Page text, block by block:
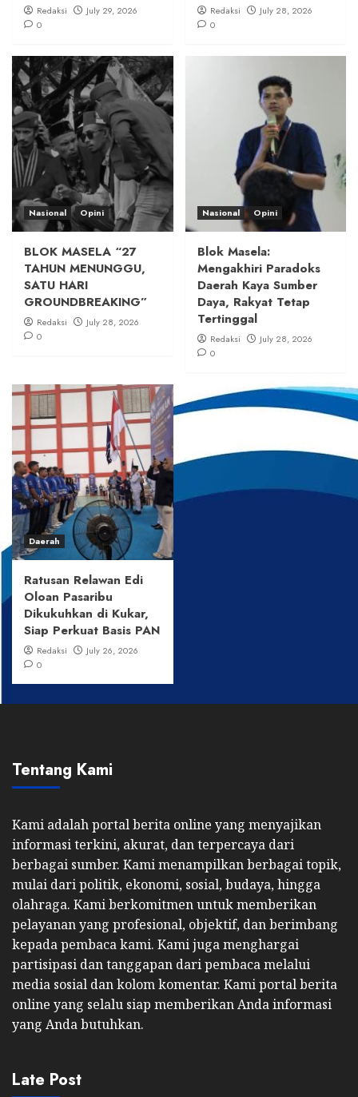
Redaksi
July 29, 2026
0
Redaksi
July 28, 2026
0
Nasional Opini
BLOK MASELA “27
TAHUN MENUNGGU,
SATU HARI
GROUNDBREAKING”
Redaksi
July 28, 2026
0
Nasional Opini
Blok Masela:
Mengakhiri Paradoks
Daerah Kaya Sumber
Daya, Rakyat Tetap
Tertinggal
Redaksi
July 28, 2026
0
Daerah
Ratusan Relawan Edi
Oloan Pasaribu
Dikukuhkan di Kukar,
Siap Perkuat Basis PAN
Redaksi
July 26, 2026
0
Tentang Kami
Kami adalah portal berita online yang menyajikan
informasi terkini, akurat, dan terpercaya dari
berbagai sumber. Kami menampilkan berbagai topik,
mulai dari politik, ekonomi, sosial, budaya, hingga
olahraga. Kami berkomitmen untuk memberikan
pelayanan yang profesional, objektif, dan berimbang
kepada pembaca kami. Kami juga menghargai
partisipasi dan tanggapan dari pembaca melalui
media sosial dan kolom komentar. Kami portal berita
online yang selalu siap memberikan Anda informasi
yang Anda butuhkan.
Late Post